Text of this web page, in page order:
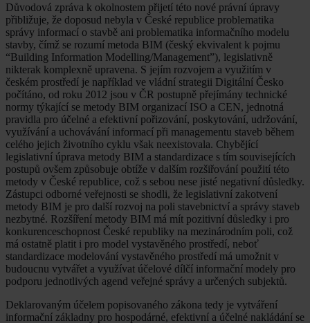
Důvodová zpráva k okolnostem přijetí této nové právní úpravy
přibližuje, že doposud nebyla v České republice problematika
správy informací o stavbě ani problematika informačního modelu
stavby, čímž se rozumí metoda BIM (český ekvivalent k pojmu
“Building Information Modelling/Management”), legislativně
nikterak komplexně upravena. S jejím rozvojem a využitím v
českém prostředí je například ve vládní strategii Digitální Česko
počítáno, od roku 2012 jsou v ČR postupně přejímány technické
normy týkající se metody BIM organizací ISO a CEN, jednotná
pravidla pro účelné a efektivní pořizování, poskytování, udržování,
využívání a uchovávání informací při managementu staveb během
celého jejich životního cyklu však neexistovala. Chybějící
legislativní úprava metody BIM a standardizace s tím souvisejících
postupů ovšem způsobuje obtíže v dalším rozšiřování použití této
metody v České republice, což s sebou nese jisté negativní důsledky.
Zástupci odborné veřejnosti se shodli, že legislativní zakotvení
metody BIM je pro další rozvoj na poli stavebnictví a správy staveb
nezbytné. Rozšíření metody BIM má mít pozitivní důsledky i pro
konkurenceschopnost České republiky na mezinárodním poli, což
má ostatně platit i pro model vystavěného prostředí, neboť
standardizace modelování vystavěného prostředí má umožnit v
budoucnu vytvářet a využívat účelové dílčí informační modely pro
podporu jednotlivých agend veřejné správy a určených subjektů.
Deklarovaným účelem popisovaného zákona tedy je vytváření
informační základny pro hospodárné, efektivní a účelné nakládání se